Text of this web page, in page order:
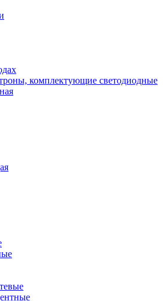
комплектующие светодиодные